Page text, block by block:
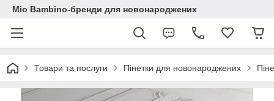
Mio Bambino-бренди для новонароджених
Товари та послуги Пінетки для новонароджених